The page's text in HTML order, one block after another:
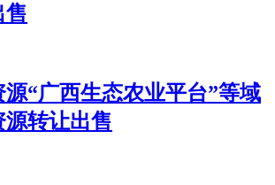
售
“广西生态农业平台”等域
转让出售